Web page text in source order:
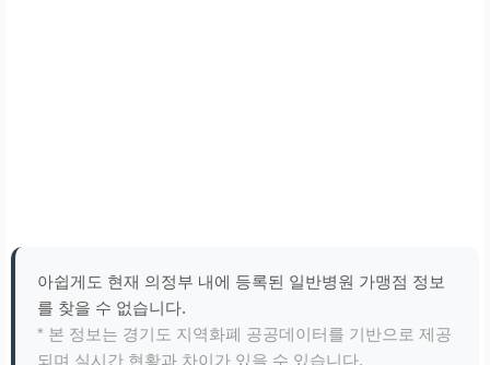
아쉽게도 현재 의정부 내에 등록된 일반병원 가맹점 정보
를 찾을 수 없습니다.
* 본 정보는 경기도 지역화폐 공공데이터를 기반으로 제공
되며 실시간 현황과 차이가 있을 수 있습니다.